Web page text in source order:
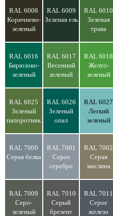
RAL 6008
Коричнево-
зеленый
RAL 6009
Зеленая ель
RAL 6010
Зеленая
трава
RAL 6016
Бирюзово-
зеленый
RAL 6017
Весенний
зеленый
RAL 6018
Желто-
зеленый
RAL 6025
Зеленый
папоротник
RAL 6026
Зеленый
опал
RAL 6027
Легкий
зеленый
RAL 7000
Серая белка
RAL 7001
Серое
серебро
RAL 7002
Серая
маслина
RAL 7009
Серо-
зеленый
RAL 7010
Серый
брезент
RAL 7011
Серое
железо